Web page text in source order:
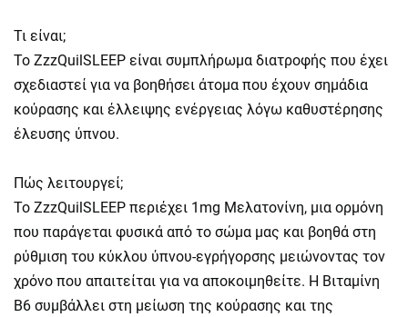
Τι είναι;
Το ZzzQuilSLEEP είναι συμπλήρωμα διατροφής που έχει
σχεδιαστεί για να βοηθήσει άτομα που έχουν σημάδια
κούρασης και έλλειψης ενέργειας λόγω καθυστέρησης
έλευσης ύπνου.
Πώς λειτουργεί;
Το ZzzQuilSLEEP περιέχει 1mg Mελατονίνη, μια ορμόνη
που παράγεται φυσικά από το σώμα μας και βοηθά στη
ρύθμιση του κύκλου ύπνου-εγρήγορσης μειώνοντας τον
χρόνο που απαιτείται για να αποκοιμηθείτε. Η Βιταμίνη
Β6 συμβάλλει στη μείωση της κούρασης και της